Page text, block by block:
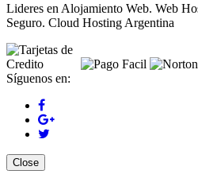
Lideres en Alojamiento Web. Web
Seguro. Cloud Hosting Argentina
Síguenos en:
Close